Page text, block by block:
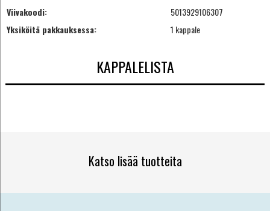
Viivakoodi:
5013929106307
Yksiköitä pakkauksessa:
1 kappale
KAPPALELISTA
Katso lisää tuotteita